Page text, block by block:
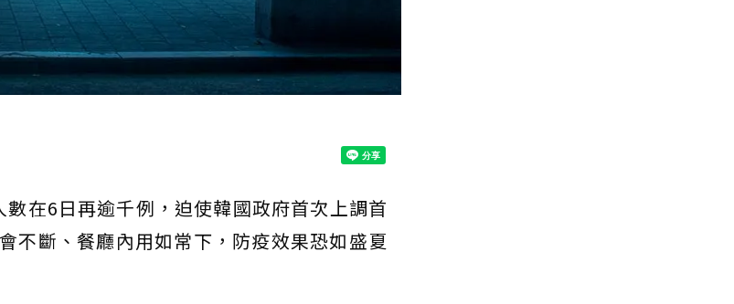
在6日再逾千例，迫使韓國政府首次上調首
不斷、餐廳內用如常下，防疫效果恐如盛夏